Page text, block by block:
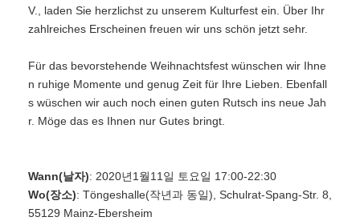
V., laden Sie herzlichst zu unserem Kulturfest ein. Über Ihr
zahlreiches Erscheinen freuen wir uns schön jetzt sehr.
Für das bevorstehende Weihnachtsfest wünschen wir Ihne
n ruhige Momente und genug Zeit für Ihre Lieben. Ebenfall
s wüschen wir auch noch einen guten Rutsch ins neue Jah
r. Möge das es Ihnen nur Gutes bringt.
Wann(날자): 2020년1월11일 토요일 17:00-22:30
Wo(장소): Töngeshalle(작년과 동일), Schulrat-Spang-Str. 8,
55129 Mainz-Ebersheim